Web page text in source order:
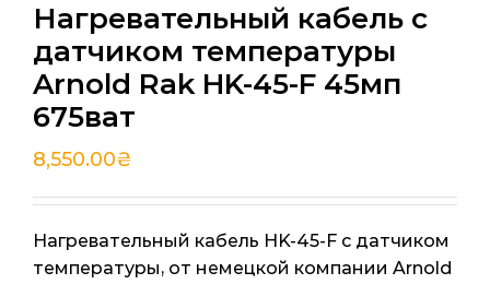
Нагревательный кабель с
датчиком температуры
Arnold Rak HK-45-F 45мп
675ват
8,550.00₴
Нагревательный кабель HK-45-F с датчиком
температуры, от немецкой компании Arnold